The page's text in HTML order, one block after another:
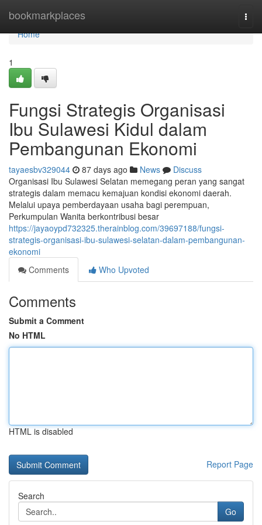
bookmarkplaces
Home
Home
1
Fungsi Strategis Organisasi
Ibu Sulawesi Kidul dalam
Pembangunan Ekonomi
tayaesbv329044 87 days ago News
Discuss
Organisasi Ibu Sulawesi Selatan memegang peran yang sangat
strategis dalam memacu kemajuan kondisi ekonomi daerah.
Melalui upaya pemberdayaan usaha bagi perempuan,
Perkumpulan Wanita berkontribusi besar
https://jayaoypd732325.therainblog.com/39697188/fungsi-
strategis-organisasi-ibu-sulawesi-selatan-dalam-pembangunan-
ekonomi
Comments
Who Upvoted
Comments
Submit a Comment
No HTML
HTML is disabled
Report Page
Search
Go